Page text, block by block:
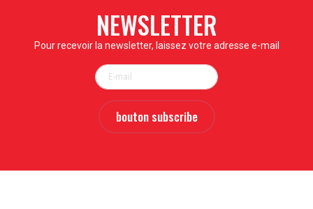
NEWSLETTER
Pour recevoir la newsletter, laissez votre adresse e-mail